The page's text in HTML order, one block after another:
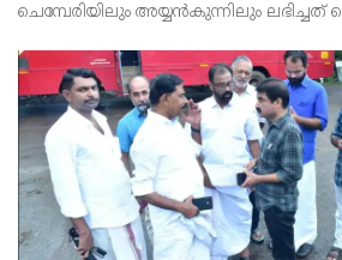
ചെമ്പേരിയിലും അയ്യൻകുന്നിലും ലഭിച്ചത്
മില്ലിമീറ്റർ മഴ ആ സമയം സംസ്ഥാനത്ത